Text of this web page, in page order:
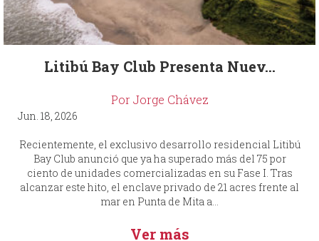
Litibú Bay Club Presenta Nuev...
Por Jorge Chávez
Jun. 18, 2026
Recientemente, el exclusivo desarrollo residencial Litibú
Bay Club anunció que ya ha superado más del 75 por
ciento de unidades comercializadas en su Fase I. Tras
alcanzar este hito, el enclave privado de 21 acres frente al
mar en Punta de Mita a...
Ver más